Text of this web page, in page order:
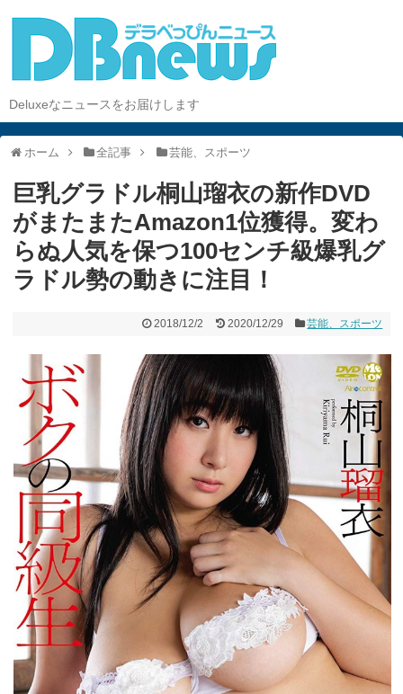
Deluxeなニュースをお届けします
ホーム 全記事 芸能、スポーツ
巨乳グラドル桐山瑠衣の新作DVD
がまたまたAmazon1位獲得。変わ
らぬ人気を保つ100センチ級爆乳グ
ラドル勢の動きに注目！
2018/12/2 2020/12/29 芸能、スポーツ